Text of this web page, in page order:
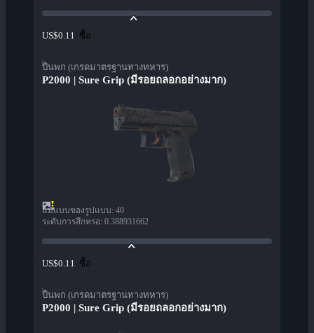
US$0.11 ซื้อ
ปืนพก (เกรดมาตรฐานทางทหาร)
P2000 | Sure Grip (มีรอยถลอกอย่างมาก)
แม่แบบของรูปแบบ: 40
ระดับการสึกหรอ: 0.388931662
US$0.11 ซื้อ
ปืนพก (เกรดมาตรฐานทางทหาร)
P2000 | Sure Grip (มีรอยถลอกอย่างมาก)